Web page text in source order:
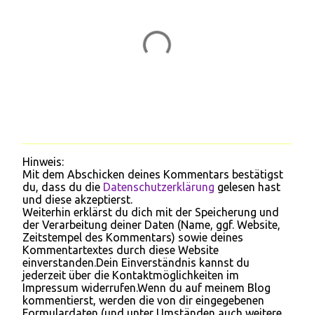
K
o
m
m
e
n
t
a
r
v
e
r
Hinweis:
Mit dem Abschicken deines Kommentars bestätigst
du, dass du die Datenschutzerklärung gelesen hast
und diese akzeptierst.
Weiterhin erklärst du dich mit der Speicherung und
der Verarbeitung deiner Daten (Name, ggf. Website,
Zeitstempel des Kommentars) sowie deines
Kommentartextes durch diese Website
einverstanden.Dein Einverständnis kannst du
jederzeit über die Kontaktmöglichkeiten im
Impressum widerrufen.Wenn du auf meinem Blog
kommentierst, werden die von dir eingegebenen